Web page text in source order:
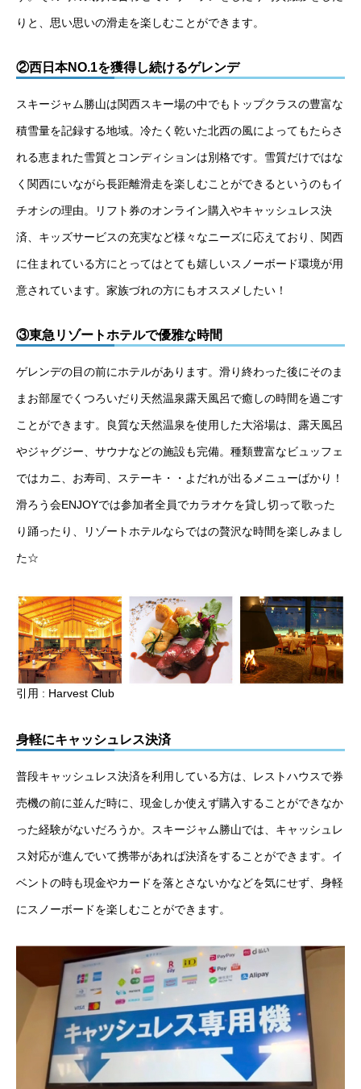
りと、思い思いの滑走を楽しむことができます。
②西日本NO.1を獲得し続けるゲレンデ
スキージャム勝山は関西スキー場の中でもトップクラスの豊富な
積雪量を記録する地域。冷たく乾いた北西の風によってもたらさ
れる恵まれた雪質とコンディションは別格です。雪質だけではな
く関西にいながら長距離滑走を楽しむことができるというのもイ
チオシの理由。リフト券のオンライン購入やキャッシュレス決
済、キッズサービスの充実など様々なニーズに応えており、関西
に住まれている方にとってはとても嬉しいスノーボード環境が用
意されています。家族づれの方にもオススメしたい！
③東急リゾートホテルで優雅な時間
ゲレンデの目の前にホテルがあります。滑り終わった後にそのま
まお部屋でくつろいだり天然温泉露天風呂で癒しの時間を過ごす
ことができます。良質な天然温泉を使用した大浴場は、露天風呂
やジャグジー、サウナなどの施設も完備。種類豊富なビュッフェ
ではカニ、お寿司、ステーキ・・よだれが出るメニューばかり！
滑ろう会ENJOYでは参加者全員でカラオケを貸し切って歌った
り踊ったり、リゾートホテルならではの贅沢な時間を楽しみまし
た☆
引用 : Harvest Club
身軽にキャッシュレス決済
普段キャッシュレス決済を利用している方は、レストハウスで券
売機の前に並んだ時に、現金しか使えず購入することができなか
った経験がないだろうか。スキージャム勝山では、キャッシュレ
ス対応が進んでいて携帯があれば決済をすることができます。イ
ベントの時も現金やカードを落とさないかなどを気にせず、身軽
にスノーボードを楽しむことができます。